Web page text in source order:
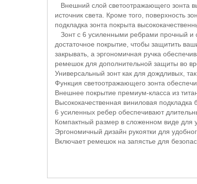
Внешний слой светоотражающего зонта
источник света. Кроме того, поверхность
подкладка зонта покрыта
Зонт с 6 усиленными ребрами прочный и
достаточное покрытие, чтобы защитить
закрывать, а эргономичная ручка
ремешок для дополнительной защиты во
Универсальный зонт как для дождливых,
Функция светоотражающего зонта
Внешнее покрытие премиум-класса из
Высококачественная виниловая подкладка
6 усиленных ребер обеспечивают
Компактный размер в сложенном виде для
Эргономичный дизайн рукоятки для
Включает ремешок на запястье для